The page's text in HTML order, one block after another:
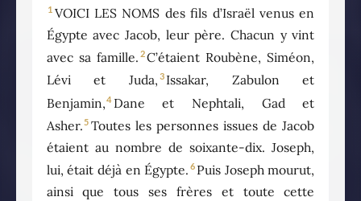
1 VOICI LES NOMS des fils d’Israël venus en
Égypte avec Jacob, leur père. Chacun y vint
avec sa famille. 2C’étaient Roubène, Siméon,
Lévi et Juda, 3 Issakar, Zabulon et
Benjamin,4 Dane et Nephtali, Gad et
Asher.5 Toutes les personnes issues de Jacob
étaient au nombre de soixante-dix. Joseph,
lui, était déjà en Égypte. 6 Puis Joseph mourut,
ainsi que tous ses frères et toute cette